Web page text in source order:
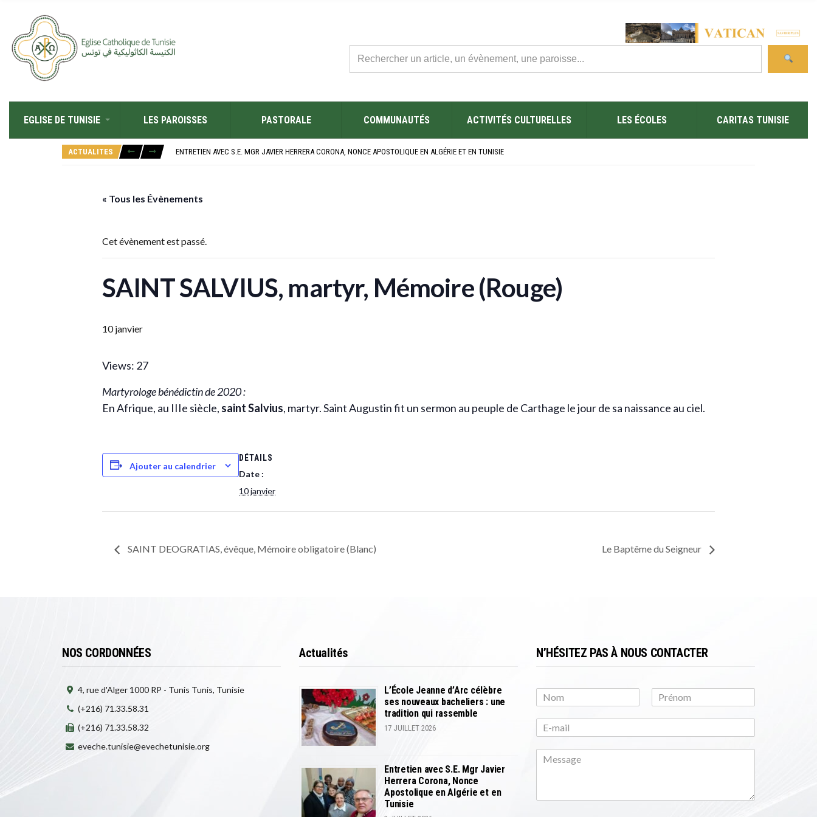
EGLISE DE TUNISIE LES PAROISSES PASTORALE COMMUNAUTÉS ACTIVITÉS CULTURELLES LES ÉCOLES CARITAS TUNISIE
ACTUALITES
L’ÉCOLE JEANNE D’ARC CÉLÈBRE SES NOUVEAUX BACHELIERS : UNE TRADITION QUI RASSEMBLE
ENTRETIEN AVEC S.E. MGR JAVIER HERRERA CORONA, NONCE APOSTOLIQUE EN ALGÉRIE ET EN TUNISIE
« Tous les Évènements
Cet évènement est passé.
SAINT SALVIUS, martyr, Mémoire (Rouge)
10 janvier
Views: 27
Martyrologe bénédictin de 2020 :
En Afrique, au IIIe siècle, saint Salvius, martyr. Saint Augustin fit un sermon au peuple de Carthage le jour de sa naissance au ciel.
Ajouter au calendrier
DÉTAILS
Date :
10 janvier
SAINT DEOGRATIAS, évêque, Mémoire obligatoire (Blanc) Le Baptême du Seigneur
NOS CORDONNÉES
4, rue d'Alger 1000 RP - Tunis Tunis, Tunisie
(+216) 71.33.58.31
(+216) 71.33.58.32
eveche.tunisie@evechetunisie.org
Actualités
L’École Jeanne d’Arc célèbre
ses nouveaux bacheliers : une
tradition qui rassemble
17 JUILLET 2026
Entretien avec S.E. Mgr Javier
Herrera Corona, Nonce
Apostolique en Algérie et en
Tunisie
N’HÉSITEZ PAS À NOUS CONTACTER
r
n
o
o